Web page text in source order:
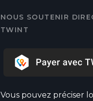
NOUS SOUTENIR
TWINT
Vous pouvez préciser